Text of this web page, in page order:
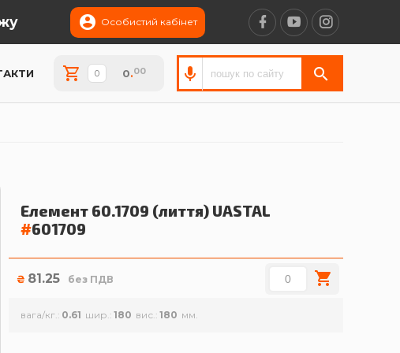
Особистий кабінет
0.00
Елемент 60.1709 (лиття) UASTAL
#601709
₴ 81.25 без ПДВ
вага/кг. 0.61 шир. 180 вис. 180